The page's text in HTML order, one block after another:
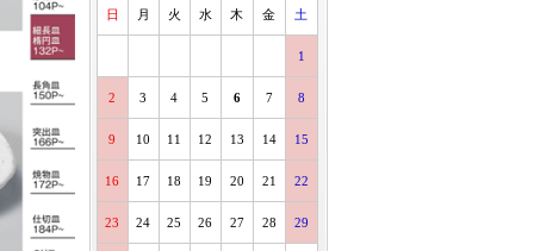
日 月 火 水 木 金 土
1
2 3 4 5 6 7 8
9 10 11 12 13 14 15
16 17 18 19 20 21 22
23 24 25 26 27 28 29